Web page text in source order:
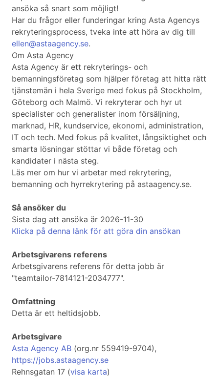
ansöka så snart som möjligt!
Har du frågor eller funderingar kring Asta Agencys
rekryteringsprocess, tveka inte att höra av dig till
ellen@astaagency.se.
Om Asta Agency
Asta Agency är ett rekryterings- och
bemanningsföretag som hjälper företag att hitta rätt
tjänstemän i hela Sverige med fokus på Stockholm,
Göteborg och Malmö. Vi rekryterar och hyr ut
specialister och generalister inom försäljning,
marknad, HR, kundservice, ekonomi, administration,
IT och tech. Med fokus på kvalitet, långsiktighet och
smarta lösningar stöttar vi både företag och
kandidater i nästa steg.
Läs mer om hur vi arbetar med rekrytering,
bemanning och hyrrekrytering på astaagency.se.
Så ansöker du
Sista dag att ansöka är 2026-11-30
Klicka på denna länk för att göra din ansökan
Arbetsgivarens referens
Arbetsgivarens referens för detta jobb är
"teamtailor-7814121-2034777".
Omfattning
Detta är ett heltidsjobb.
Arbetsgivare
Asta Agency AB (org.nr 559419-9704),
https://jobs.astaagency.se
Rehnsgatan 17 (visa karta)